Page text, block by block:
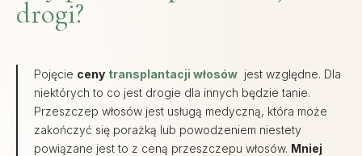
drogi?
Pojęcie ceny transplantacji włosów jest względne. Dla
niektórych to co jest drogie dla innych będzie tanie.
Przeszczep włosów jest usługą medyczną, która może
zakończyć się porażką lub powodzeniem niestety
powiązane jest to z ceną przeszczepu włosów. Mniej